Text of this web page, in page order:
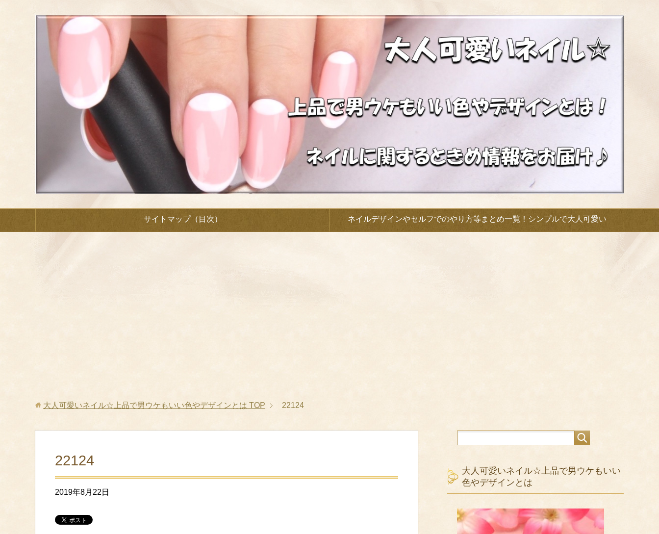
サイトマップ（目次） ネイルデザインやセルフでのやり方等まとめ一覧！シンプルで大人可愛い
大人可愛いネイル☆上品で男ウケもいい色やデザインとは TOP 22124
22124
2019年8月22日
大人可愛いネイル☆上品で男ウケもいい
色やデザインとは